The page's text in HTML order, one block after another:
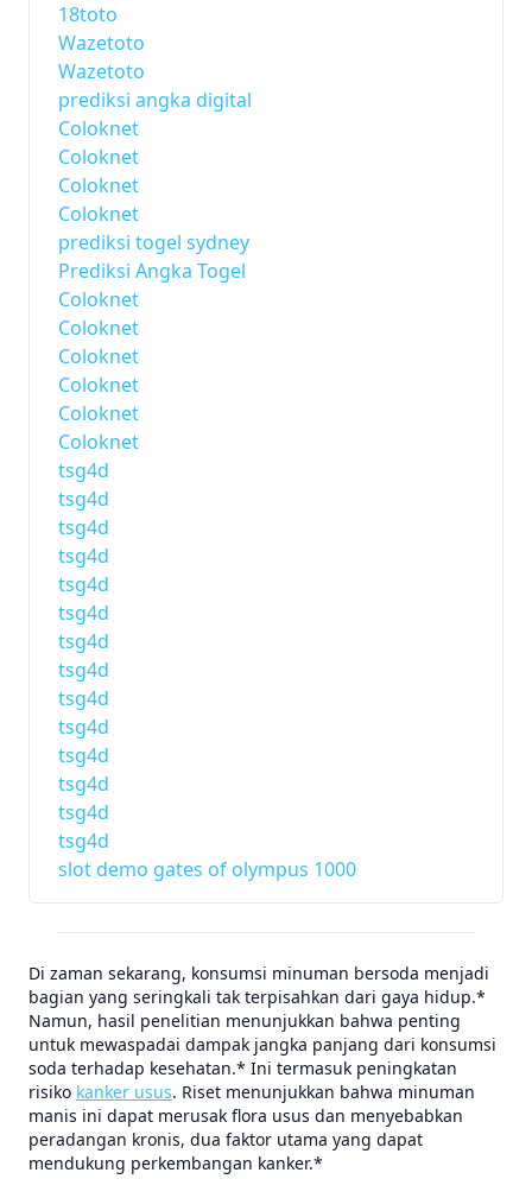
18toto
Wazetoto
Wazetoto
prediksi angka digital
Coloknet
Coloknet
Coloknet
Coloknet
prediksi togel sydney
Prediksi Angka Togel
Coloknet
Coloknet
Coloknet
Coloknet
Coloknet
Coloknet
tsg4d
tsg4d
tsg4d
tsg4d
tsg4d
tsg4d
tsg4d
tsg4d
tsg4d
tsg4d
tsg4d
tsg4d
tsg4d
tsg4d
slot demo gates of olympus 1000
Di zaman sekarang, konsumsi minuman bersoda menjadi
bagian yang seringkali tak terpisahkan dari gaya hidup.*
Namun, hasil penelitian menunjukkan bahwa penting
untuk mewaspadai dampak jangka panjang dari konsumsi
soda terhadap kesehatan.* Ini termasuk peningkatan
risiko kanker usus. Riset menunjukkan bahwa minuman
manis ini dapat merusak flora usus dan menyebabkan
peradangan kronis, dua faktor utama yang dapat
mendukung perkembangan kanker.*